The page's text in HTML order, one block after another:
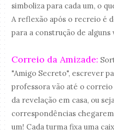
simboliza para cada um, o
A reflexão após o recreio é
para a construção de alguns
Correio da Amizade:
"Amigo Secreto", escrever
professora vão até o
da revelação em casa, ou
correspondências
um! Cada turma fixa uma